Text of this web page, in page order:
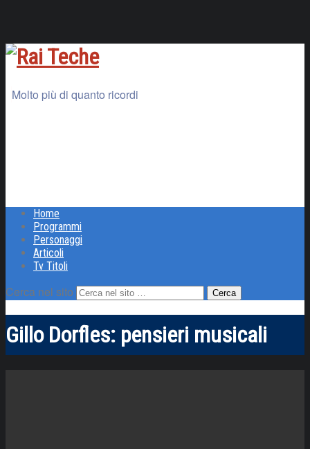
Molto più di quanto ricordi
Home
Programmi
Personaggi
Articoli
Tv Titoli
Cerca nel sito
Gillo Dorfles: pensieri musicali